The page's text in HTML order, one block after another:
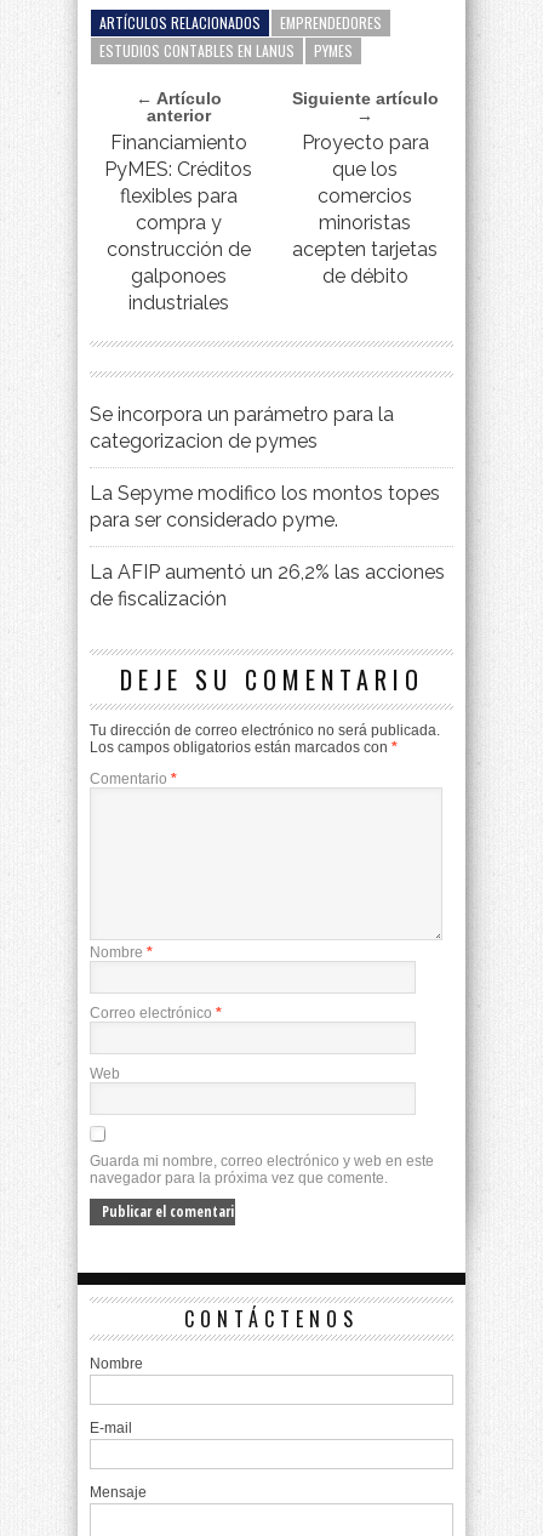
ARTÍCULOS RELACIONADOS
EMPRENDEDORES
ESTUDIOS CONTABLES EN LANUS
PYMES
← Artículo
anterior
Financiamiento
PyMES: Créditos
flexibles para
compra y
construcción de
galponoes
industriales
Siguiente artículo
→
Proyecto para
que los
comercios
minoristas
acepten tarjetas
de débito
Se incorpora un parámetro para la
categorizacion de pymes
La Sepyme modifico los montos topes
para ser considerado pyme.
La AFIP aumentó un 26,2% las acciones
de fiscalización
DEJE SU COMENTARIO
Tu dirección de correo electrónico no será publicada.
Los campos obligatorios están marcados con *
Comentario *
Nombre *
Correo electrónico *
Web
Guarda mi nombre, correo electrónico y web en este
navegador para la próxima vez que comente.
CONTÁCTENOS
Nombre
E-mail
Mensaje